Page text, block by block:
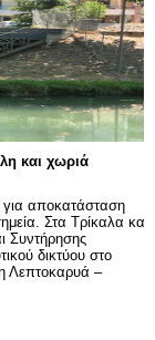
και χωριά
για αποκατάσταση
Στα Τρίκαλα και
Συντήρησης
δικτύου στο
Λεπτοκαρυά –